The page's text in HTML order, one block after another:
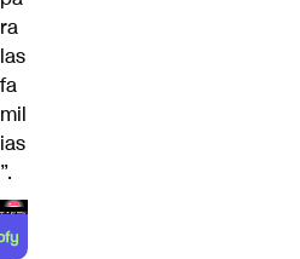
ra
las
fa
mil
ias
”.